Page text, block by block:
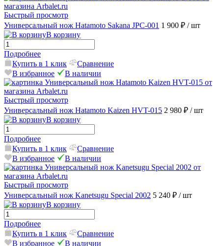
Быстрый просмотр
Универсальный нож Hatamoto Sakana JPC-001 1 900 ₽ / шт
В корзину
Подробнее
Купить в 1 клик
Сравнение
В избранное
В наличии
Быстрый просмотр
Универсальный нож Hatamoto Kaizen HVT-015 2 980 ₽ / шт
В корзину
Подробнее
Купить в 1 клик
Сравнение
В избранное
В наличии
Быстрый просмотр
Универсальный нож Kanetsugu Special 2002 5 240 ₽ / шт
В корзину
Подробнее
Купить в 1 клик
Сравнение
В избранное
В наличии